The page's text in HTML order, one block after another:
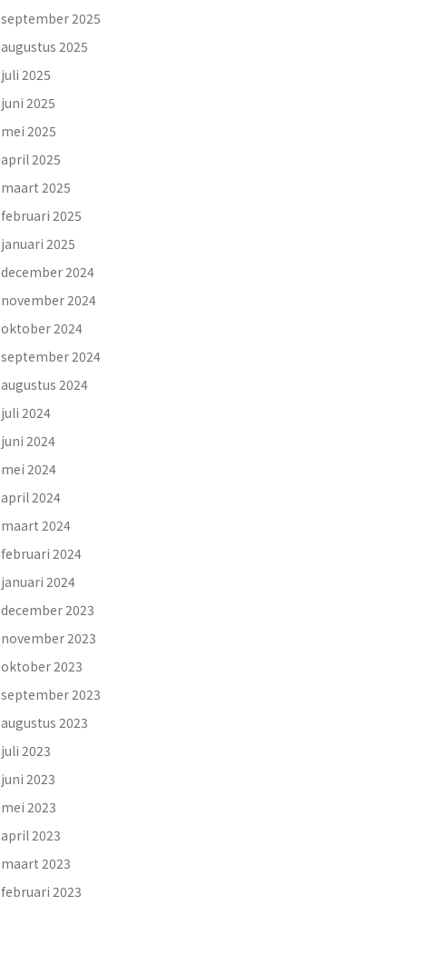
september 2025
augustus 2025
juli 2025
juni 2025
mei 2025
april 2025
maart 2025
februari 2025
januari 2025
december 2024
november 2024
oktober 2024
september 2024
augustus 2024
juli 2024
juni 2024
mei 2024
april 2024
maart 2024
februari 2024
januari 2024
december 2023
november 2023
oktober 2023
september 2023
augustus 2023
juli 2023
juni 2023
mei 2023
april 2023
maart 2023
februari 2023